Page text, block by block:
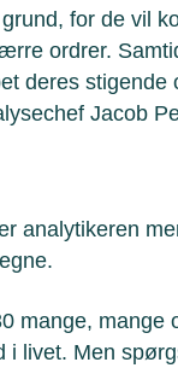
for de vil
ordrer.
deres
Jacob
analytikeren
mange, mange
i livet. Men